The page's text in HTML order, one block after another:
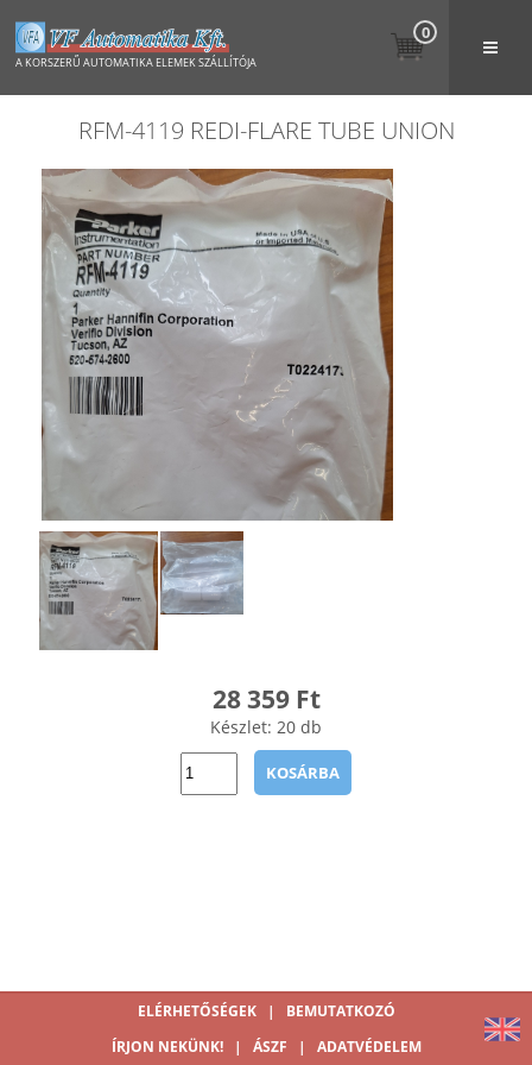
A KORSZERŰ AUTOMATIKA ELEMEK SZÁLLÍTÓJA
0
RFM-4119 REDI-FLARE TUBE UNION
28 359 Ft
Készlet: 20 db
KOSÁRBA
ELÉRHETŐSÉGEK |
BEMUTATKOZÓ
ÍRJON NEKÜNK!
| ÁSZF | ADATVÉDELEM